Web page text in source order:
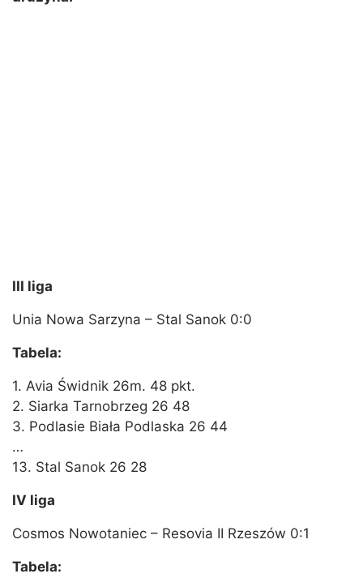
III liga
Unia Nowa Sarzyna – Stal Sanok 0:0
Tabela:
1. Avia Świdnik 26m. 48 pkt.
2. Siarka Tarnobrzeg 26 48
3. Podlasie Biała Podlaska 26 44
…
13. Stal Sanok 26 28
IV liga
Cosmos Nowotaniec – Resovia II Rzeszów 0:1
Tabela: